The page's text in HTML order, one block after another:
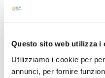
Questo sito web utilizza i
Utilizziamo i cookie per
annunci, per fornire
Maggio 2024
Aprile 2024
Marzo 2024
Dicembre 2023